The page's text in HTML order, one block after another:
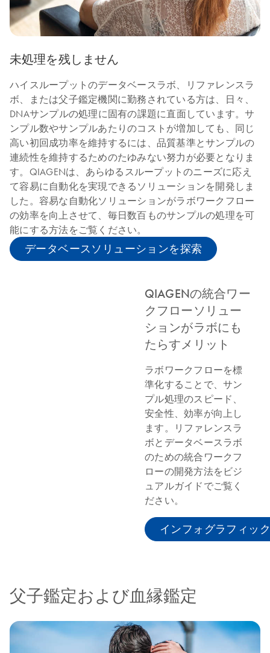
未処理を残しません
ハイスループットのデータベースラボ、リファレンスラ
ボ、または父子鑑定機関に勤務されている方は、日々、
DNAサンプルの処理に固有の課題に直面しています。サ
ンプル数やサンプルあたりのコストが増加しても、同じ
高い初回成功率を維持するには、品質基準とサンプルの
連続性を維持するためのたゆみない努力が必要となりま
す。QIAGENは、あらゆるスループットのニーズに応え
て容易に自動化を実現できるソリューションを開発しま
した。容易な自動化ソリューションがラボワークフロー
の効率を向上させて、毎日数百ものサンプルの処理を可
能にする方法をご覧ください。
データベースソリューションを探索
QIAGENの統合ワー
クフローソリュー
ションがラボにも
たらすメリット
ラボワークフローを標
準化することで、サン
プル処理のスピード、
安全性、効率が向上し
ます。リファレンスラ
ボとデータベースラボ
のための統合ワークフ
ローの開発方法をビジ
ュアルガイドでご覧く
ださい。
インフォグラフィッ
父子鑑定および血縁鑑定